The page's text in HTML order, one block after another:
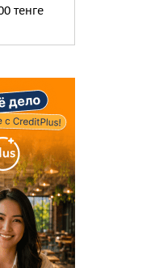
тенге